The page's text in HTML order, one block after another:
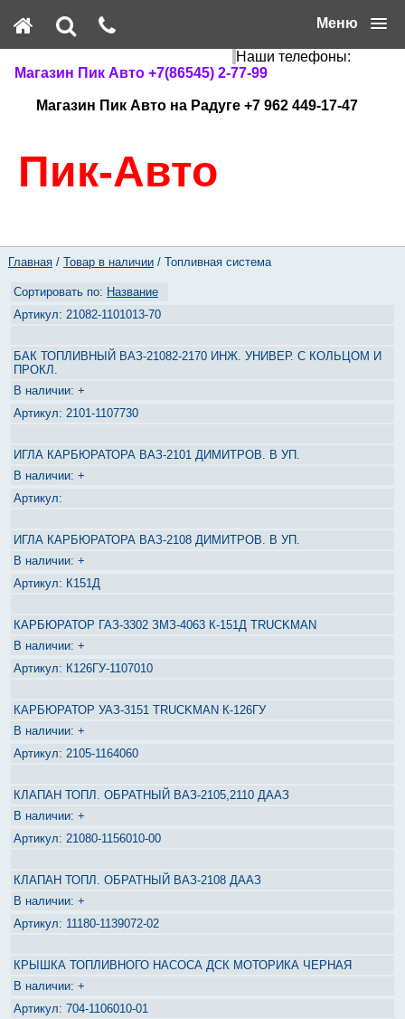
Меню
Наши телефоны:
Магазин Пик Авто +7(86545) 2-77-99
Магазин Пик Авто на Радуге +7 962 449-17-47
Пик-Авто
Главная/ Товар в наличии/ Топливная система
Название
21082-1101013-70
БАК ТОПЛИВНЫЙ ВАЗ-21082-2170 ИНЖ. УНИВЕР. С КОЛЬЦОМ И
ПРОКЛ.
+
2101-1107730
ИГЛА КАРБЮРАТОРА ВАЗ-2101 ДИМИТРОВ. В УП.
+
ИГЛА КАРБЮРАТОРА ВАЗ-2108 ДИМИТРОВ. В УП.
+
К151Д
КАРБЮРАТОР ГАЗ-3302 ЗМЗ-4063 К-151Д TRUCKMAN
+
К126ГУ-1107010
КАРБЮРАТОР УАЗ-3151 TRUCKMAN К-126ГУ
+
2105-1164060
КЛАПАН ТОПЛ. ОБРАТНЫЙ ВАЗ-2105,2110 ДААЗ
+
21080-1156010-00
КЛАПАН ТОПЛ. ОБРАТНЫЙ ВАЗ-2108 ДААЗ
+
11180-1139072-02
КРЫШКА ТОПЛИВНОГО НАСОСА ДСК МОТОРИКА ЧЕРНАЯ
+
704-1106010-01